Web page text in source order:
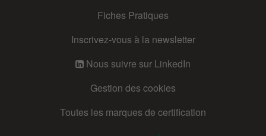
Fiches Pratiques
Inscrivez-vous à la newsletter
Nous suivre sur LinkedIn
Gestion des cookies
Toutes les marques de certification